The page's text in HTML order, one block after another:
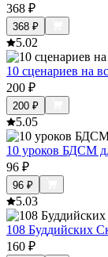
368 ₽
368 ₽
5.02
10 сценариев на
200 ₽
200 ₽
5.05
10 уроков БДСМ
96 ₽
96 ₽
5.03
108 Буддийских
160 ₽